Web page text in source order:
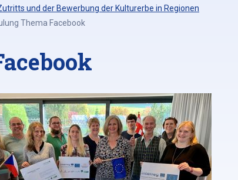
und der Bewerbung der Kulturerbe in Regionen
Thema Facebook